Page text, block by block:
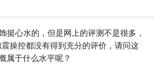
挺心水的，但是网上的评测不是很多，
操控都没有得到充分的评价，请问这
属于什么水平呢？